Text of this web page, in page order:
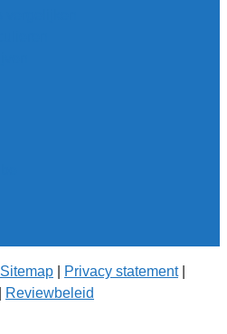
Sitemap Privacy statement|
Reviewbeleid